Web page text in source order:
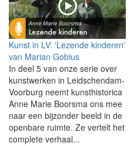
Kunst in LV: 'Lezende kinderen'
van Marian Gobius
In deel 5 van onze serie over
kunstwerken in Leidschendam-
Voorburg neemt kunsthistorica
Anne Marie Boorsma ons mee
naar een bijzonder beeld in de
openbare ruimte. Ze vertelt het
complete verhaal...